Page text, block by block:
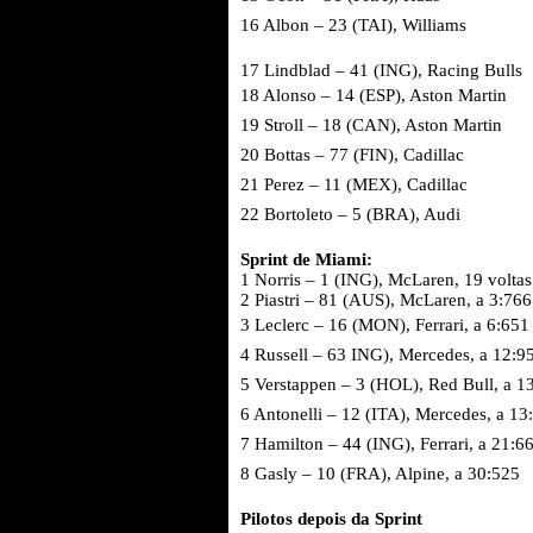
16 Albon – 23 (TAI), Williams
17 Lindblad – 41 (ING), Racing Bulls
18 Alonso – 14 (ESP), Aston Martin
19 Stroll – 18 (CAN), Aston Martin
20 Bottas – 77 (FIN), Cadillac
21 Perez – 11 (MEX), Cadillac
22 Bortoleto – 5 (BRA), Audi
Sprint de Miami:
1 Norris – 1 (ING), McLaren, 19 voltas
2 Piastri – 81 (AUS), McLaren, a 3:766
3 Leclerc – 16 (MON), Ferrari, a 6:651
4 Russell – 63 ING), Mercedes, a
5 Verstappen – 3 (HOL), Red Bull, a
6 Antonelli – 12 (ITA), Mercedes, a
7 Hamilton – 44 (ING), Ferrari, a
8 Gasly – 10 (FRA), Alpine, a 30:525
Pilotos depois da Sprint